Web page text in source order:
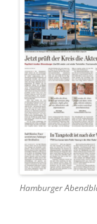
Hamburger